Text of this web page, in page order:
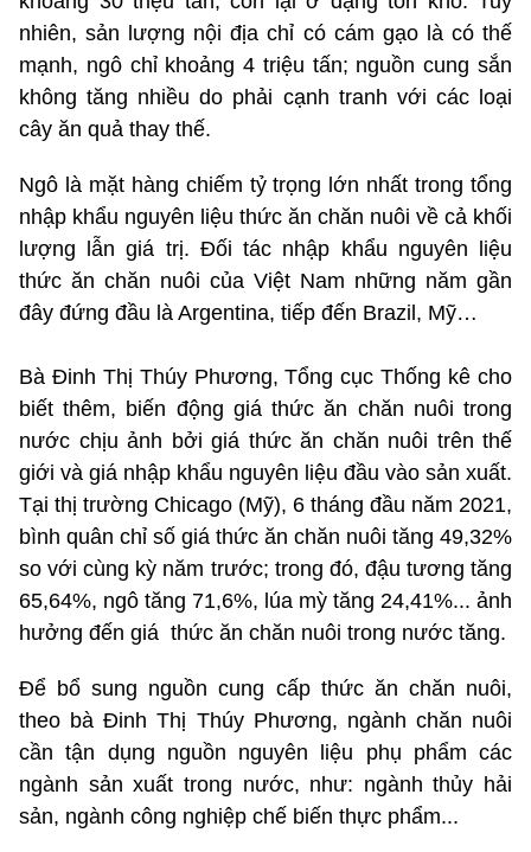
nhiên, sản lượng nội địa chỉ có cám gạo là có thế
mạnh, ngô chỉ khoảng 4 triệu tấn; nguồn cung sắn
không tăng nhiều do phải cạnh tranh với các loại
cây ăn quả thay thế.
Ngô là mặt hàng chiếm tỷ trọng lớn nhất trong tổng
nhập khẩu nguyên liệu thức ăn chăn nuôi về cả khối
lượng lẫn giá trị. Đối tác nhập khẩu nguyên liệu
thức ăn chăn nuôi của Việt Nam những năm gần
đây đứng đầu là Argentina, tiếp đến Brazil, Mỹ…
Bà Đinh Thị Thúy Phương, Tổng cục Thống kê cho
biết thêm, biến động giá thức ăn chăn nuôi trong
nước chịu ảnh bởi giá thức ăn chăn nuôi trên thế
giới và giá nhập khẩu nguyên liệu đầu vào sản xuất.
Tại thị trường Chicago (Mỹ), 6 tháng đầu năm 2021,
bình quân chỉ số giá thức ăn chăn nuôi tăng 49,32%
so với cùng kỳ năm trước; trong đó, đậu tương tăng
65,64%, ngô tăng 71,6%, lúa mỳ tăng 24,41%... ảnh
hưởng đến giá thức ăn chăn nuôi trong nước tăng.
Để bổ sung nguồn cung cấp thức ăn chăn nuôi,
theo bà Đinh Thị Thúy Phương, ngành chăn nuôi
cần tận dụng nguồn nguyên liệu phụ phẩm các
ngành sản xuất trong nước, như: ngành thủy hải
sản, ngành công nghiệp chế biến thực phẩm...